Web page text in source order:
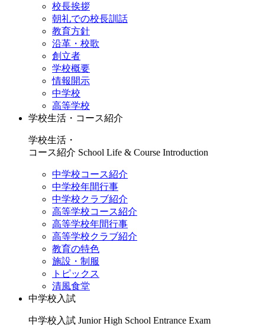
校長挨拶
朝礼での校長訓話
教育方針
沿革・校歌
創立者
学校概要
情報開示
中学校
高等学校
学校生活・コース紹介
学校生活・
コース紹介 School Life & Course Introduction
中学校コース紹介
中学校年間行事
中学校クラブ紹介
高等学校コース紹介
高等学校年間行事
高等学校クラブ紹介
教育の特色
施設・制服
トピックス
清風食堂
中学校入試
中学校入試 Junior High School Entrance Exam